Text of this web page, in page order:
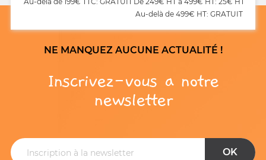
Au-delà de 499€ HT: GRATUIT
NE MANQUEZ AUCUNE ACTUALITÉ !
Inscrivez-vous a notre
newsletter